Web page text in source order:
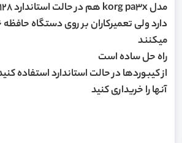
میکنند
راه حل ساده است
از کیبوردها در حالت استاندارد استفاده
آنها را خریداری کنید